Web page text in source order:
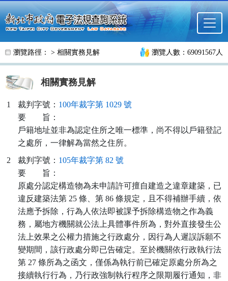
跳至主要內容
瀏覽路徑： > 相關實務見解 瀏覽人數：69091567人
相關實務見解
1 裁判字號： 100年裁字第 1029 號
要
旨：
戶籍地址並非為認定住所之唯一標準，尚不得以戶籍登記
之處所，一律解為當然之住所。
2
裁判字號： 105年裁字第 82 號
要
旨：
原處分認定構造物為未申請許可擅自建造之違章建築，已
違反建築法第 25 條、第 86 條規定，且不得補辦手續，依
法應予拆除，行為人依法即被課予拆除構造物之作為義
務，屬地方機關就公法上具體事件所為，對外直接發生公
法上效果之公權力措施之行政處分，因行為人遲誤訴願不
變期間，該行政處分即已告確定。至於機關依行政執行法
第 27 條所為之函文，僅係為執行前已確定原處分所為之
接續執行行為，乃行政強制執行程序之限期履行通知，非